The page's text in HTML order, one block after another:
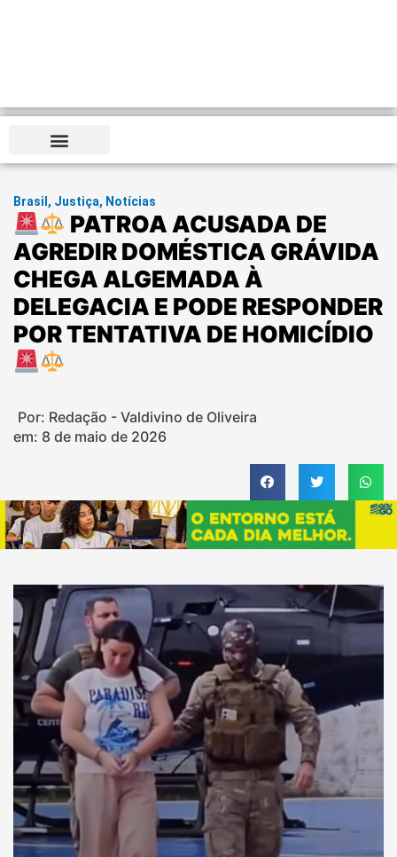
Brasil , Justiça, Notícias
PATROA ACUSADA DE
AGREDIR DOMÉSTICA GRÁVIDA
CHEGA ALGEMADA À
DELEGACIA E PODE RESPONDER
POR TENTATIVA DE HOMICÍDIO
Por: Redação - Valdivino de Oliveira
em: 8 de maio de 2026